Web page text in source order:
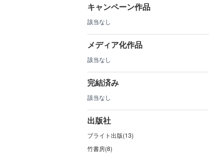
キャンペーン作品
該当なし
メディア化作品
該当なし
完結済み
該当なし
出版社
ブライト出版(13)
竹書房(8)